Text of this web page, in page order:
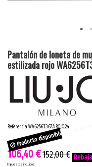
Pantalón de loneta de
estilizada rojo
ReferenciaWA6256T367A.ROJO.24
Producto disponible con otras
106,40 €152,00 €
Impuestos incluidos